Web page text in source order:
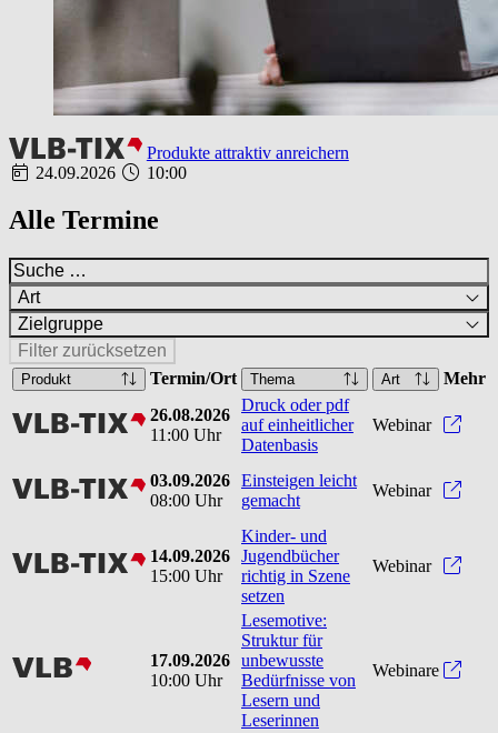
Produkte attraktiv anreichern
24.09.2026
10:00
Alle Termine
Art
Zielgruppe
Filter zurücksetzen
Produkt Termin/Ort Thema Art Mehr
vlbtix
26.08.2026
11:00 Uhr
Druck oder pdf
auf einheitlicher
Datenbasis
Webinar
vlbtix
03.09.2026
08:00 Uhr
Einsteigen leicht
gemacht
Webinar
vlbtix
14.09.2026
15:00 Uhr
Kinder- und
Jugendbücher
richtig in Szene
setzen
Webinar
vlb
17.09.2026
10:00 Uhr
Lesemotive:
Struktur für
unbewusste
Bedürfnisse von
Lesern und
Leserinnen
Webinare